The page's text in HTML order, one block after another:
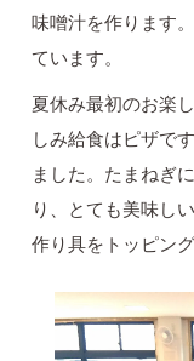
味噌汁を作ります
ています。
夏休み最初のお楽
しみ給食はピザで
ました。たまねぎ
り、とても美味し
作り具をトッピン